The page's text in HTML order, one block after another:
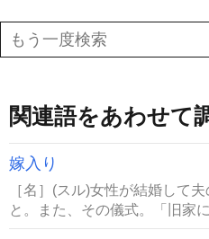
関連語をあわせて
嫁入り
［名］(スル)女性が結婚して
と。また、その儀式。「旧家